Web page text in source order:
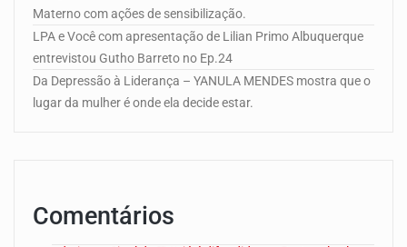
Materno com ações de sensibilização.
LPA e Você com apresentação de Lilian Primo Albuquerque
entrevistou Gutho Barreto no Ep.24
Da Depressão à Liderança – YANULA MENDES mostra que o
lugar da mulher é onde ela decide estar.
Comentários